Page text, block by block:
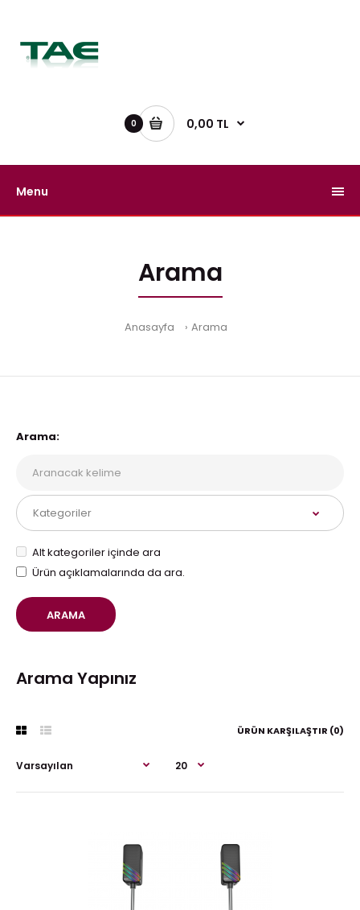
0 0,00 TL
Menu
Arama
Anasayfa Arama
Arama:
Alt kategoriler içinde ara
Ürün açıklamalarında da ara.
Arama Yapınız
ÜRÜN KARŞILAŞTIR (0)